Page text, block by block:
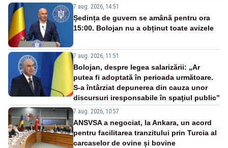
7 aug. 2026, 14:51
Ședința de guvern se amână pentru ora
15:00. Bolojan nu a obținut toate avizele
7 aug. 2026, 11:51
Bolojan, despre legea salarizării: „Ar
putea fi adoptată în perioada următoare.
S-a întârziat depunerea din cauza unor
discursuri iresponsabile în spaţiul public”
7 aug. 2026, 10:57
ANSVSA a negociat, la Ankara, un acord
pentru facilitarea tranzitului prin Turcia al
carcaselor de ovine și bovine